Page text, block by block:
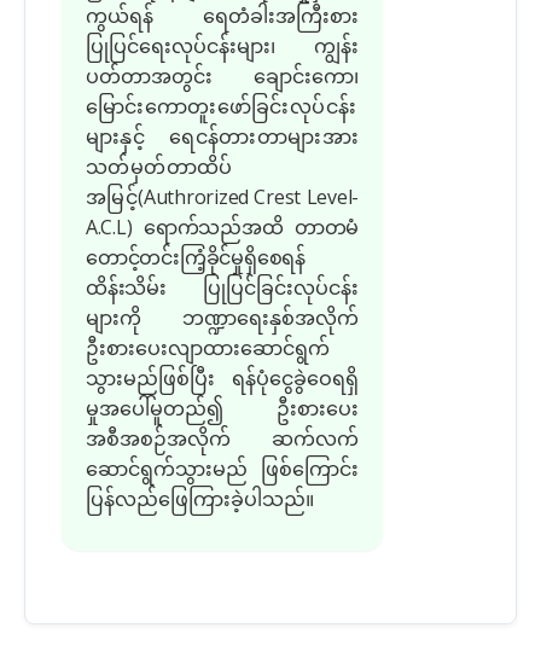
ကွယ်ရန် ရေတံခါးအကြီးစား
ပြုပြင်ရေးလုပ်ငန်းများ၊ ကျွန်း
ပတ်တာအတွင်း ချောင်းကော၊
မြောင်းကောတူးဖော်ခြင်းလုပ်ငန်း
များနှင့် ရေငန်တားတာများအား
သတ်မှတ်တာထိပ်
အမြင့်(Authrorized Crest Level-
A.C.L) ရောက်သည်အထိ တာတမံ
တောင့်တင်းကြံ့ခိုင်မှုရှိစေရန်
ထိန်းသိမ်း ပြုပြင်ခြင်းလုပ်ငန်း
များကို ဘဏ္ဍာရေးနှစ်အလိုက်
ဦးစားပေးလျာထားဆောင်ရွက်
သွားမည်ဖြစ်ပြီး ရန်ပုံငွေခွဲဝေရရှိ
မှုအပေါ်မူတည်၍ ဦးစားပေး
အစီအစဉ်အလိုက် ဆက်လက်
ဆောင်ရွက်သွားမည် ဖြစ်ကြောင်း
ပြန်လည်ဖြေကြားခဲ့ပါသည်။